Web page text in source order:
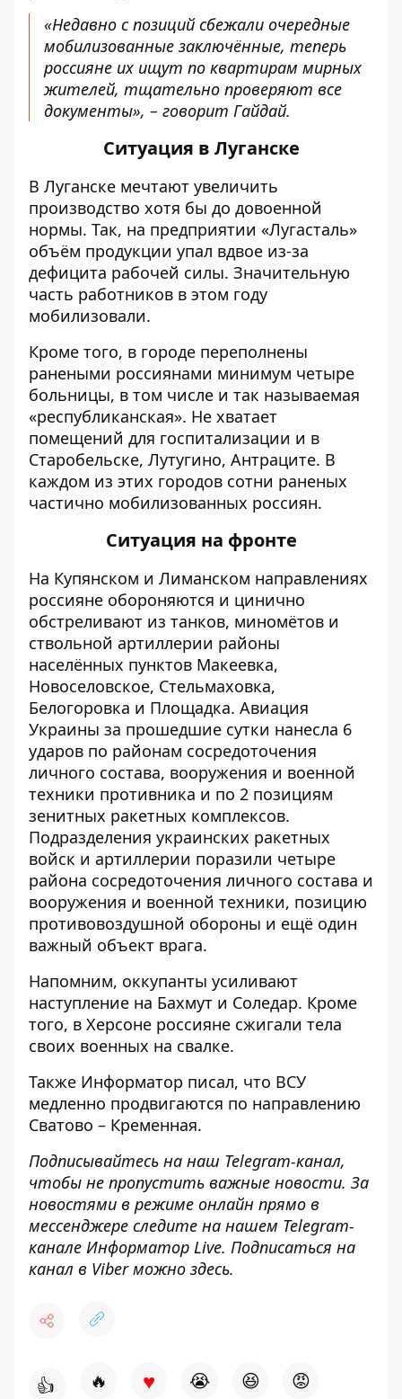
«Недавно с позиций сбежали очередные
мобилизованные заключённые, теперь
россияне их ищут по квартирам мирных
жителей, тщательно проверяют все
документы», – говорит Гайдай.
Ситуация в Луганске
В Луганске мечтают увеличить
производство хотя бы до довоенной
нормы. Так, на предприятии «Лугасталь»
объём продукции упал вдвое из-за
дефицита рабочей силы. Значительную
часть работников в этом году
мобилизовали.
Кроме того, в городе переполнены
ранеными россиянами минимум четыре
больницы, в том числе и так называемая
«республиканская». Не хватает
помещений для госпитализации и в
Старобельске, Лутугино, Антраците. В
каждом из этих городов сотни раненых
частично мобилизованных россиян.
Ситуация на фронте
На Купянском и Лиманском направлениях
россияне обороняются и цинично
обстреливают из танков, миномётов и
ствольной артиллерии районы
населённых пунктов Макеевка,
Новоселовское, Стельмаховка,
Белогоровка и Площадка. Авиация
Украины за прошедшие сутки нанесла 6
ударов по районам сосредоточения
личного состава, вооружения и военной
техники противника и по 2 позициям
зенитных ракетных комплексов.
Подразделения украинских ракетных
войск и артиллерии поразили четыре
района сосредоточения личного состава и
вооружения и военной техники, позицию
противовоздушной обороны и ещё один
важный объект врага.
Напомним, оккупанты усиливают
наступление на Бахмут и Соледар. Кроме
того, в Херсоне россияне сжигали тела
своих военных на свалке.
Также Информатор писал, что ВСУ
медленно продвигаются по направлению
Сватово – Кременная.
Подписывайтесь на наш Telegram-канал,
чтобы не пропустить важные новости. За
новостями в режиме онлайн прямо в
мессенджере следите на нашем Telegram-
канале Информатор Live. Подписаться на
канал в Viber можно здесь.
👍 🔥 ♥ 😭 😆 😡